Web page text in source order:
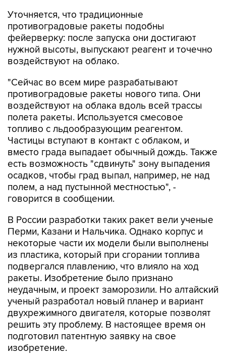
Уточняется, что традиционные
противоградовые ракеты подобны
фейерверку: после запуска они достигают
нужной высоты, выпускают реагент и точечно
воздействуют на облако.
"Сейчас во всем мире разрабатывают
противоградовые ракеты нового типа. Они
воздействуют на облака вдоль всей трассы
полета ракеты. Используется смесовое
топливо с льдообразующим реагентом.
Частицы вступают в контакт с облаком, и
вместо града выпадает обычный дождь. Также
есть возможность "сдвинуть" зону выпадения
осадков, чтобы град выпал, например, не над
полем, а над пустынной местностью", -
говорится в сообщении.
В России разработки таких ракет вели ученые
Перми, Казани и Нальчика. Однако корпус и
некоторые части их модели были выполнены
из пластика, который при сгорании топлива
подвергался плавлению, что влияло на ход
ракеты. Изобретение было признано
неудачным, и проект заморозили. Но алтайский
ученый разработал новый планер и вариант
двухрежимного двигателя, которые позволят
решить эту проблему. В настоящее время он
подготовил патентную заявку на свое
изобретение.